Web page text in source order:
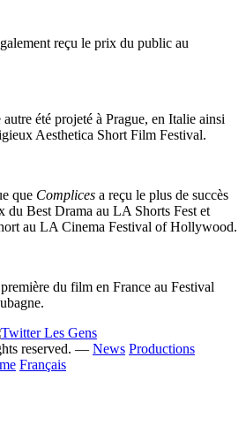
reçu le prix du public au
été projeté à Prague, en Italie ainsi
Aesthetica Short Film Festival.
que Complices a reçu le plus de succès
du Best Drama au LA Shorts Fest et
au LA Cinema Festival of Hollywood.
du film en France au Festival
reserved. — News Productions
Français